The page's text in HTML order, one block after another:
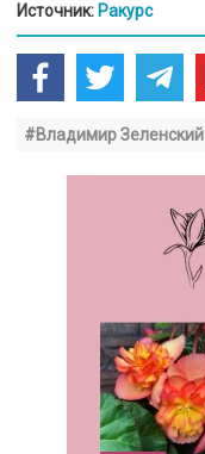
Источник: Ракурс
#Владимир Зеленский